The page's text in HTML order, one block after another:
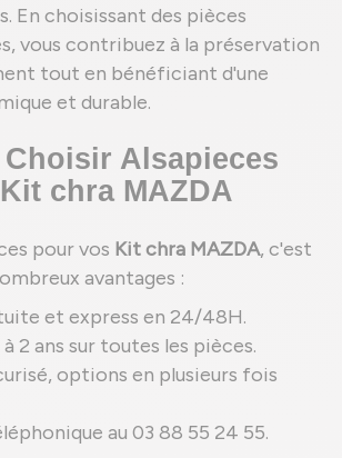
En choisissant des pièces
vous contribuez à la préservation
tout en bénéficiant d'une
et durable.
Alsapieces
chra MAZDA
pour vos Kit chra MAZDA, c'est
avantages :
et express en 24/48H.
2 ans sur toutes les pièces.
options en plusieurs fois
au 03 88 55 24 55.